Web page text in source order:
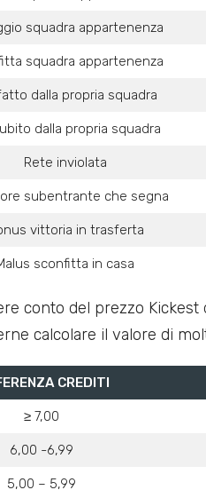
squadra appartenenza
squadra appartenenza
dalla propria squadra
dalla propria squadra
Rete inviolata
subentrante che segna
vittoria in trasferta
sconfitta in casa
conto del prezzo Kickest
calcolare il valore di
CREDITI
≥ 7,00
6,00 -6,99
5,00 – 5,99